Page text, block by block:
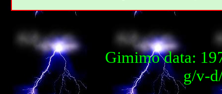
Gimimo data:
g/v-